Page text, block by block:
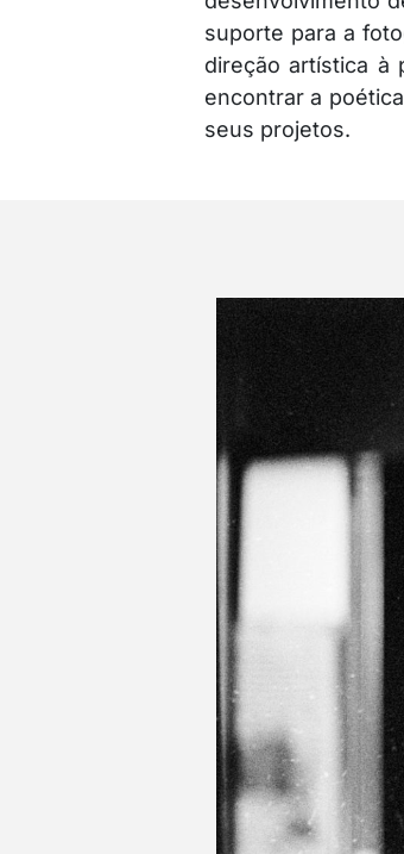
suporte para a
direção artística à
encontrar a
seus projetos.